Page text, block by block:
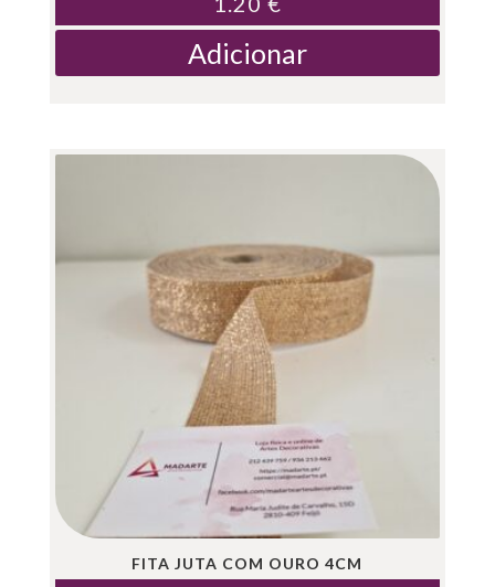
Adicionar
FITA JUTA COM OURO 4CM